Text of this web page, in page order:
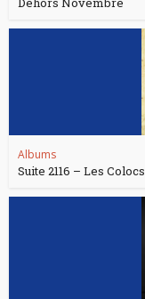
Albums
Suite 2116 – Les Colocs